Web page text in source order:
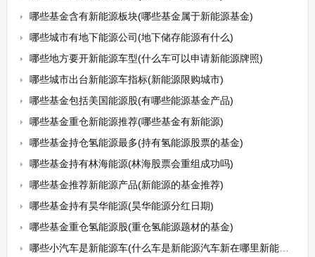
哪些基金含有新能源板块(哪些基金属于新能源基金)
哪些城市有地下能源公司(地下储存能源有什么)
哪些地方要开新能源车型(什么车可以申请新能源牌照)
哪些城市出台新能源车指标(新能源限购城市)
哪些基金包括美国能源股(有哪些能源基金产品)
哪些基金重仓新能源推荐(哪些基金有新能源)
哪些基金持仓氢能源最多(持有氢能源股票的基金)
哪些基金持有林海能源(林海股票会重组成功吗)
哪些基金推荐新能源产品(新能源的基金推荐)
哪些基金持有昊华能源(昊华能源分红日期)
哪些基金重仓氢能源股(重仓氢能源题材的基金)
哪些小汽车是新能源车(什么车是新能源汽车新在哪里新能源汽车分为几类)